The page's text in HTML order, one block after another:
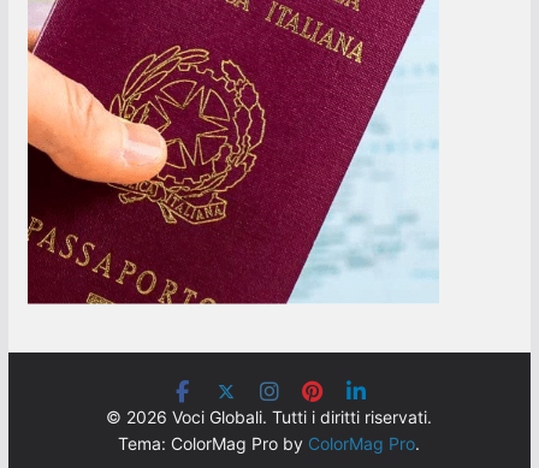
© 2026 Voci Globali. Tutti i diritti riservati.
Tema: ColorMag Pro by ColorMag Pro.